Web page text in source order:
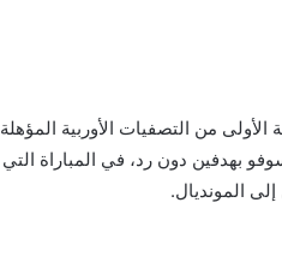
من التصفيات الأوربية المؤهلة
كوسوفو بهدفين دون رد، في المباراة التي